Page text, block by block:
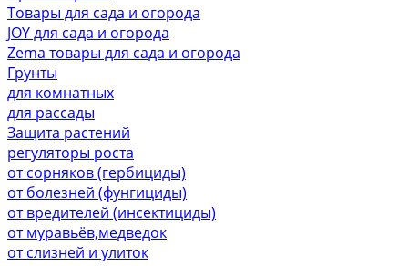
Товары для сада и огорода
JOY для сада и огорода
Zema товары для сада и огорода
Грунты
для комнатных
для рассады
Защита растений
регуляторы роста
от сорняков (гербициды)
от болезней (фунгициды)
от вредителей (инсектициды)
от муравьёв,медведок
от слизней и улиток